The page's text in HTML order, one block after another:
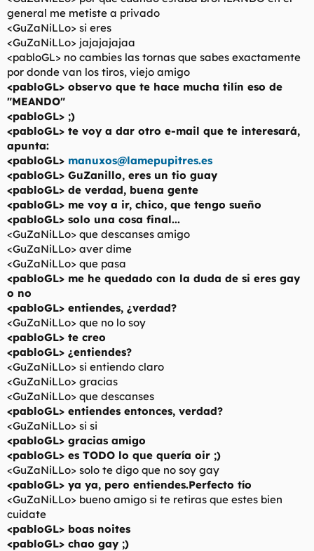
general me metiste a privado
<GuZaNiLLo> si eres
<GuZaNiLLo> jajajajajaa
<pabloGL> no cambies las tornas que sabes exactamente
por donde van los tiros, viejo amigo
<pabloGL> observo que te hace mucha tilín eso de
"MEANDO"
<pabloGL> ;)
<pabloGL> te voy a dar otro e-mail que te interesará,
apunta:
<pabloGL> manuxos@lamepupitres.es
<pabloGL> GuZanillo, eres un tio guay
<pabloGL> de verdad, buena gente
<pabloGL> me voy a ir, chico, que tengo sueño
<pabloGL> solo una cosa final...
<GuZaNiLLo> que descanses amigo
<GuZaNiLLo> aver dime
<GuZaNiLLo> que pasa
<pabloGL> me he quedado con la duda de si eres gay
o no
<pabloGL> entiendes, ¿verdad?
<GuZaNiLLo> que no lo soy
<pabloGL> te creo
<pabloGL> ¿entiendes?
<GuZaNiLLo> si entiendo claro
<GuZaNiLLo> gracias
<GuZaNiLLo> que descanses
<pabloGL> entiendes entonces, verdad?
<GuZaNiLLo> si si
<pabloGL> gracias amigo
<pabloGL> es TODO lo que quería oir ;)
<GuZaNiLLo> solo te digo que no soy gay
<pabloGL> ya ya, pero entiendes.Perfecto tío
<GuZaNiLLo> bueno amigo si te retiras que estes bien
cuidate
<pabloGL> boas noites
<pabloGL> chao gay ;)